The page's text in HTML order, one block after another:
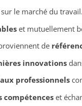
le marché du travail.
et mutuellement
de
innovations
professionnels
compétenceset